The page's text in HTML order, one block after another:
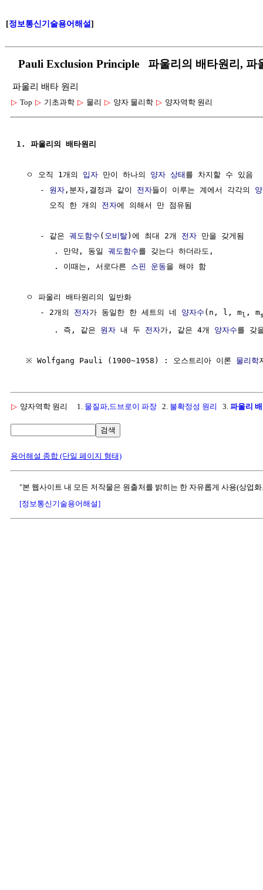
[정보통신기술용어해설]
Pauli Exclusion Principle 파울리의 배타원리, 파
파울리 배타 원리
▷ Top ▷ 기초과학 ▷ 물리 ▷ 양자 물리학 ▷ 양자역학 원리
1. 파울리의 배타원리
  ㅇ 오직 1개의
입자 만이 하나의 양자 상태 를 차지할 수 있음
     -
원자 ,분자,결정과 같이 전자들이 이루는 계에서 각각의
       오직 한 개의
전자에 의해서 만 점유됨
     - 같은
궤도함수 ( 오비탈)에 최대 2개 전자 만을 갖게됨
        . 만약, 동일
궤도함수를 갖는다 하더라도,
        . 이때는, 서로다른
스핀 운동을 해야 함
  ㅇ 파울리 배타원리의 일반화
     - 2개의
전자가 동일한 한 세트의 네 양자수 (n, l, ml , m
        . 즉, 같은
원자 내 두 전자가, 같은 4개 양자수를 갖
  ※ Wolfgang Pauli (1900~1958) : 오스트리아 이론
물리학
▷ 양자역학 원리 1. 물질파,드브로이 파장 2. 불확정성 원리 3. 파울리
검색
용어해설 종합 (단일 페이지 형태)
"본 웹사이트 내 모든 저작물은 원출처를 밝히는 한 자유롭게 사용(상업
[정보통신기술용어해설]